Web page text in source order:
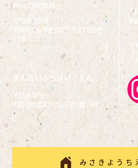
nico MANDAI
〒558-0055
大阪府大阪市住吉区万代3丁目6番
15号
【
【
まんだいぷちほいくえん
〒558-0055
大阪市住吉区万代3丁目3番30号
みさきようち